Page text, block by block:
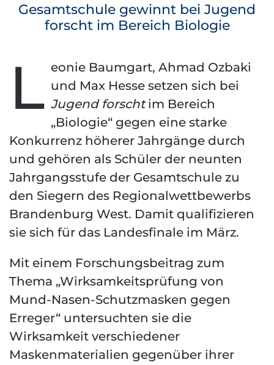
Gesamtschule gewinnt bei Jugend
forscht im Bereich Biologie
L eonie Baumgart, Ahmad Ozbaki
und Max Hesse setzen sich bei
Jugend forschtim Bereich
„Biologie“ gegen eine starke
Konkurrenz höherer Jahrgänge durch
und gehören als Schüler der neunten
Jahrgangsstufe der Gesamtschule zu
den Siegern des Regionalwettbewerbs
Brandenburg West. Damit qualifizieren
sie sich für das Landesfinale im März.
Mit einem Forschungsbeitrag zum
Thema „Wirksamkeitsprüfung von
Mund-Nasen-Schutzmasken gegen
Erreger“ untersuchten sie die
Wirksamkeit verschiedener
Maskenmaterialien gegenüber ihrer